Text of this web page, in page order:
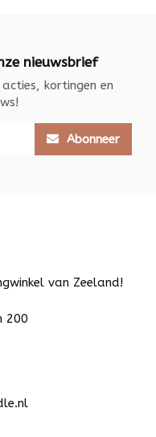
nieuwsbrief
kortingen en
Abonneer
van Zeeland!
200